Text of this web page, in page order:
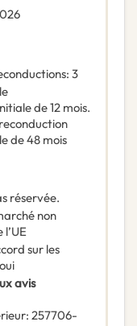
: 3
de 12 mois.
de 48 mois
réservée.
non
sur les
oui
avis
: 257706-